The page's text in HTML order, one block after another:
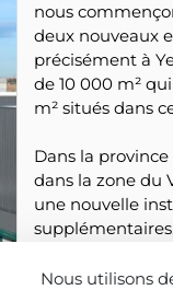
nous
deux nouveaux
précisément à
de 10 000 m²
m² situés dans
Dans la
dans la zone du
une nouvelle
000 m².
Nous utilisons